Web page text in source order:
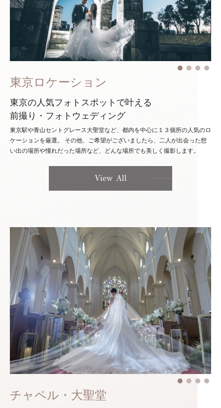
東京ロケーション
東京の人気フォトスポットで叶える
前撮り・フォトウェディング
東京駅や青山セントグレース大聖堂など、都内を中心に１３個所の人気のロ
ケーションを厳選。 その他、ご希望がございましたら、二人が出会った想
い出の場所や憧れだった場所など、どんな場所でも美しく撮影します。
View All
チャペル・大聖堂